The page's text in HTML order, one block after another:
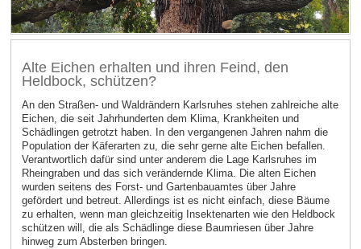
Alte Eichen erhalten und ihren Feind, den
Heldbock, schützen?
An den Straßen- und Waldrändern Karlsruhes stehen zahlreiche alte
Eichen, die seit Jahrhunderten dem Klima, Krankheiten und
Schädlingen getrotzt haben. In den vergangenen Jahren nahm die
Population der Käferarten zu, die sehr gerne alte Eichen befallen.
Verantwortlich dafür sind unter anderem die Lage Karlsruhes im
Rheingraben und das sich verändernde Klima. Die alten Eichen
wurden seitens des Forst- und Gartenbauamtes über Jahre
gefördert und betreut. Allerdings ist es nicht einfach, diese Bäume
zu erhalten, wenn man gleichzeitig Insektenarten wie den Heldbock
schützen will, die als Schädlinge diese Baumriesen über Jahre
hinweg zum Absterben bringen.